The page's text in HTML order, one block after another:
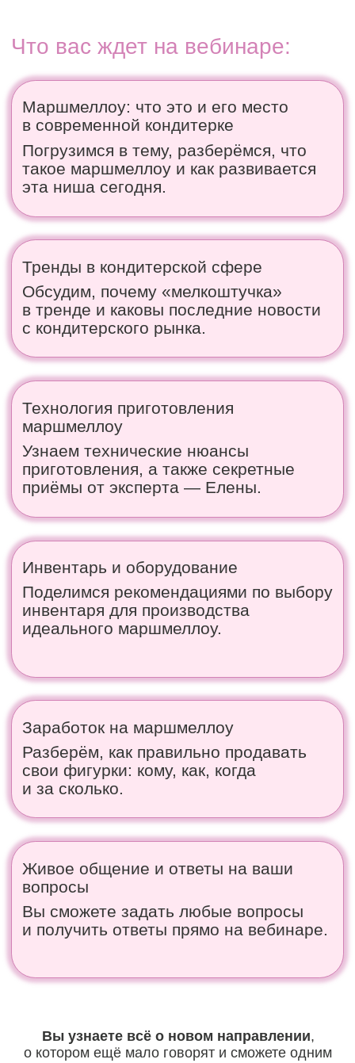
идеального маршмеллоу.
Вы сможете задать любые вопросы
Живое общение и ответы на ваши
Разберём, как правильно продавать
свои фигурки: кому, как, когда
и за сколько.
Заработок на маршмеллоу
Вы узнаете всё о новом направлении
о котором ещё мало говорят и сможете одним
из первых начать в нем развиваться, не опасаясь
Больше подарков
на эфире:
Именной сертификат—
подтверждение ваших новых
знаний и навыков
Подборка любимых
ингредиентов
и инвентаря
по расчету себестоимости
маршмеллоу и за какую цену
их продавать
Ведущая вебинара
Елена Туганова